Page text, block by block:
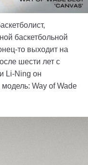
баскетбольной
то выходит на
шести лет с
Li-Ning он
Way of Wade